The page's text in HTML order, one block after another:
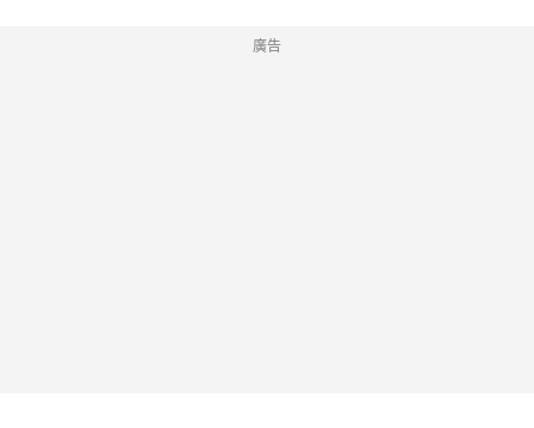
廣告